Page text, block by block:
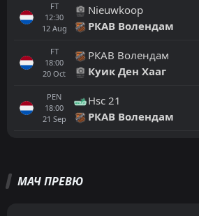
FT
12:30
12 Aug
Nieuwkoop
РКАВ Волендам
FT
18:00
20 Oct
РКАВ Волендам
Куик Ден Хааг
PEN
18:00
21 Sep
Hsc 21
РКАВ Волендам
МАЧ ПРЕВЮ